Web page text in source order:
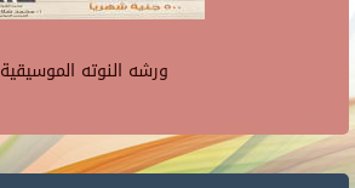
ورشه النوته الموسيقية